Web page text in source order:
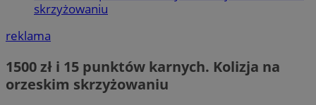
skrzyżowaniu
reklama
1500 zł i 15 punktów karnych. Kolizja na
orzeskim skrzyżowaniu